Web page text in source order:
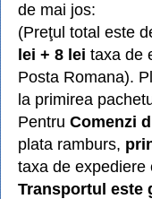
de mai jos:
(Preţul total este
lei + 8 lei taxa de
Posta Romana).
la primirea
Pentru Comenzi
plata ramburs,
taxa de expediere
Transportul este